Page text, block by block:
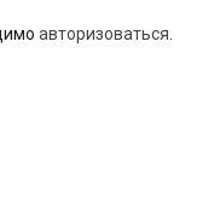
авторизоваться